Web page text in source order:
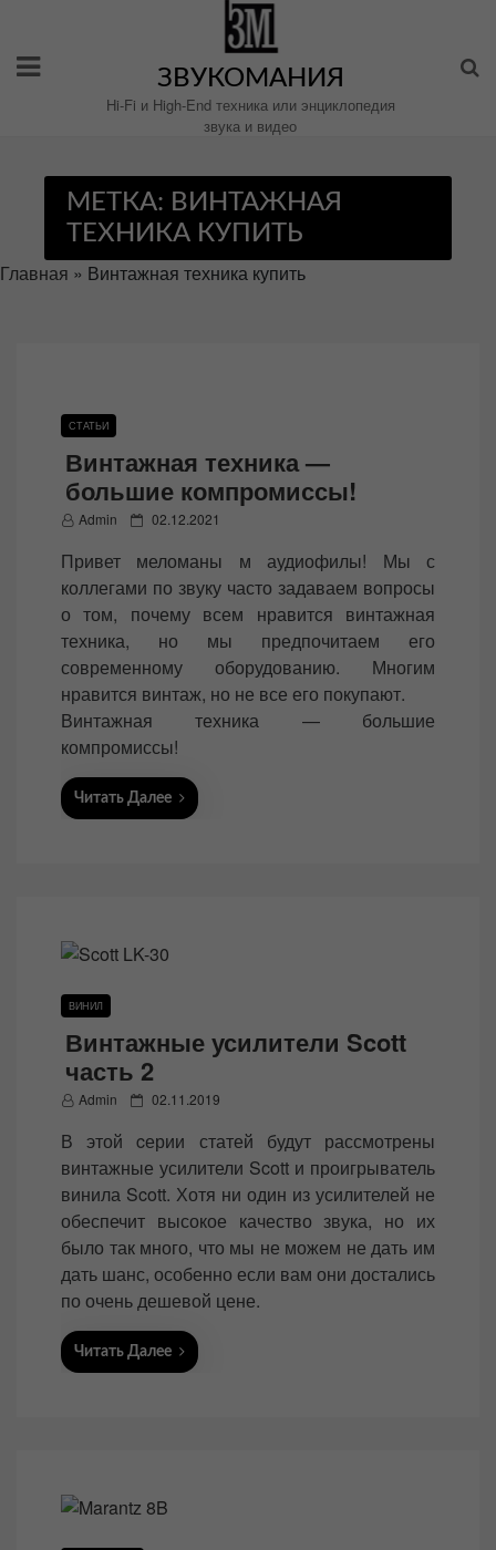
содержимому
ЗВУКОМАНИЯ
Hi-Fi и High-End техника или энциклопедия
звука и видео
МЕТКА: ВИНТАЖНАЯ
ТЕХНИКА КУПИТЬ
Главная » Винтажная техника купить
СТАТЬИ
Винтажная техника —
большие компромиссы!
Admin
P
s
t
e
o
n
02.12.2021
Привет меломаны м аудиофилы! Мы с
коллегами по звуку часто задаваем вопросы
о том, почему всем нравится винтажная
техника, но мы предпочитаем его
современному оборудованию. Многим
нравится винтаж, но не все его покупают.
Винтажная техника — большие
компромиссы!
Читать Далее
ВИНИЛ
Винтажные усилители Scott
часть 2
Admin
P
s
t
e
d
o
n
02.11.2019
В этой cерии статей будут рассмотрены
винтажные усилители Scott и проигрыватель
винила Scott. Хотя ни один из усилителей не
обеспечит высокое качество звука, но их
было так много, что мы не можем не дать им
дать шанс, особенно если вам они достались
по очень дешевой цене.
Читать Далее